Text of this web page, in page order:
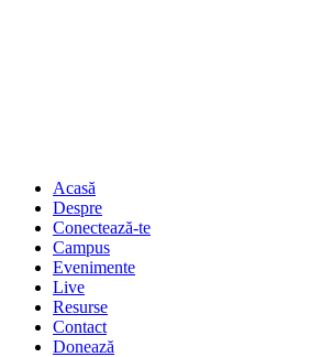
Acasă
Despre
Conectează-te
Campus
Evenimente
Live
Resurse
Contact
Donează